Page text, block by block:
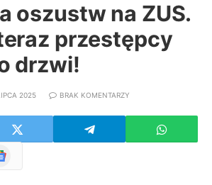
oszustw na ZUS.
przestępcy
drzwi!
2025 BRAK KOMENTARZY